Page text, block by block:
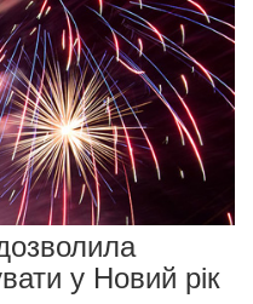
у Новий рік